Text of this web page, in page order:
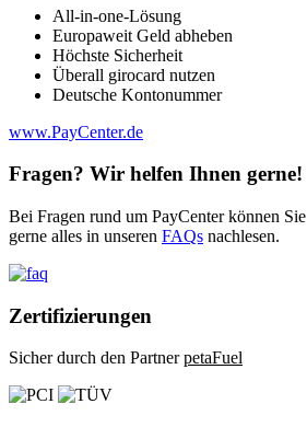
All-in-one-Lösung
Europaweit Geld abheben
Höchste Sicherheit
Überall girocard nutzen
Deutsche Kontonummer
www.PayCenter.de
Fragen? Wir helfen Ihnen gerne!
Bei Fragen rund um PayCenter können Sie
gerne alles in unseren FAQs nachlesen.
Zertifizierungen
Sicher durch den PartnerpetaFuel